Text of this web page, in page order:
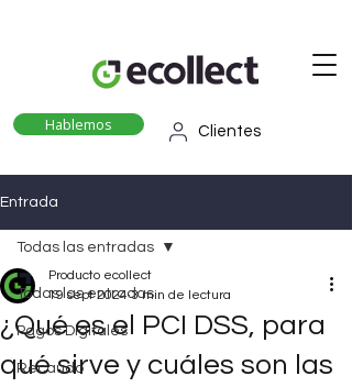
Clientes
Hablemos
Entrada
Todas las entradas
Pagos Digitales
Recaudo
Todas las entradas
¿Qué es el PCI DSS, para
qué sirve y cuáles son las
Producto ecollect
19 sept 2024 3 min de lectura